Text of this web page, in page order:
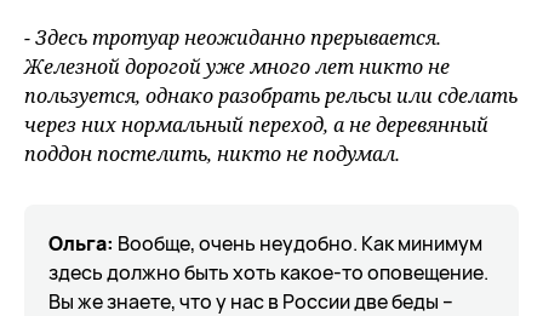
- Здесь тротуар неожиданно прерывается.
Железной дорогой уже много лет никто не
пользуется, однако разобрать рельсы или сделать
через них нормальный переход, а не деревянный
поддон постелить, никто не подумал.
Ольга: Вообще, очень неудобно. Как минимум
здесь должно быть хоть какое-то оповещение.
Вы же знаете, что у нас в России две беды –